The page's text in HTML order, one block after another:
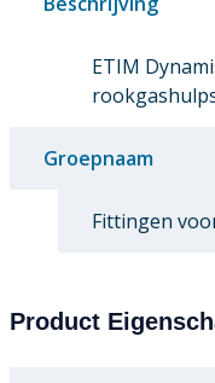
ETIM
Groepnaam
Fittingen
Product